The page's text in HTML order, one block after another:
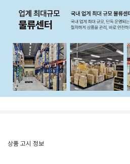
상품 고시 정보